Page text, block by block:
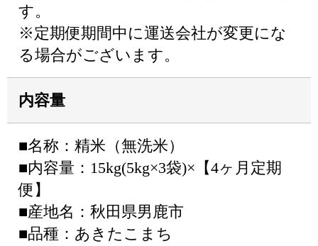
す。
※定期便期間中に運送会社が変更にな
る場合がございます。
内容量
■名称：精米（無洗米）
■内容量：15kg(5kg×3袋)×【4ヶ月定期
便】
■産地名：秋田県男鹿市
■品種：あきたこまち